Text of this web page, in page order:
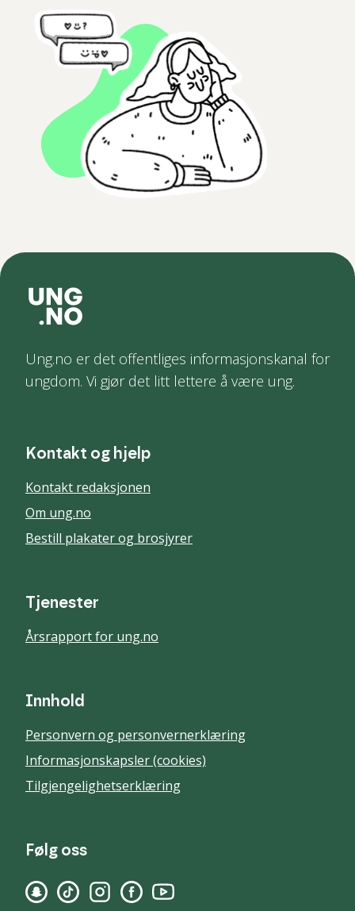
Ung.no er det offentliges informasjonskanal for
ungdom. Vi gjør det litt lettere å være ung.
Kontakt og hjelp
Kontakt redaksjonen
Om ung.no
Bestill plakater og brosjyrer
Tjenester
Årsrapport for ung.no
Innhold
Personvern og personvernerklæring
Informasjonskapsler (cookies)
Tilgjengelighetserklæring
Følg oss